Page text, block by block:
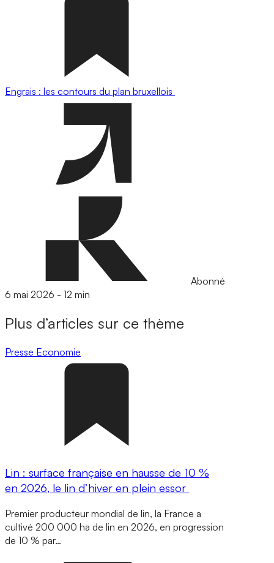
Engrais : les contours du plan bruxellois
Abonné
6 mai 2026 - 12 min
Plus d’articles sur ce thème
Presse Economie
Lin : surface française en hausse de 10 %
en 2026, le lin d’hiver en plein essor
Premier producteur mondial de lin, la France a
cultivé 200 000 ha de lin en 2026, en progression
de 10 % par…